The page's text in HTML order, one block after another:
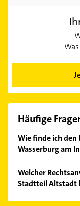
Häufige
Wie finde ich den
Wasserburg am
Empfehlungen.
einfach nach
Welcher
Stadtteil Altstadt
Im Anbieter-